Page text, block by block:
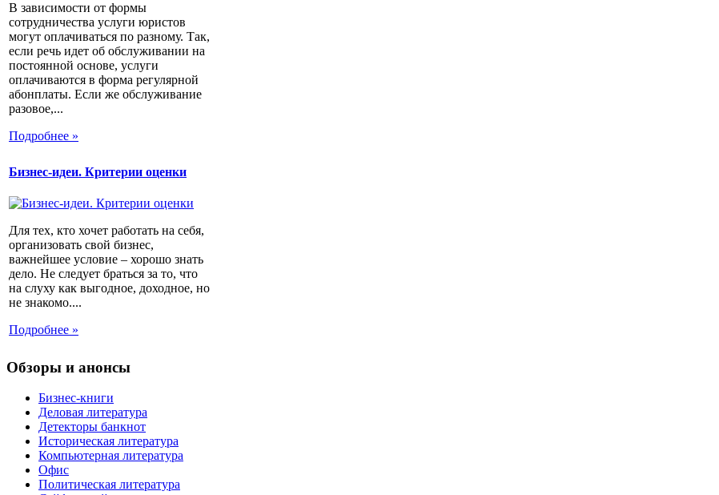
В зависимости от формы
сотрудничества услуги юристов
могут оплачиваться по разному. Так,
если речь идет об обслуживании на
постоянной основе, услуги
оплачиваются в форма регулярной
абонплаты. Если же обслуживание
разовое,...
Подробнее »
Бизнес-идеи. Критерии оценки
Для тех, кто хочет работать на себя,
организовать свой бизнес,
важнейшее условие – хорошо знать
дело. Не следует браться за то, что
на слуху как выгодное, доходное, но
не знакомо....
Подробнее »
Обзоры и анонсы
Бизнес-книги
Деловая литература
Детекторы банкнот
Историческая литература
Компьютерная литература
Офис
Политическая литература